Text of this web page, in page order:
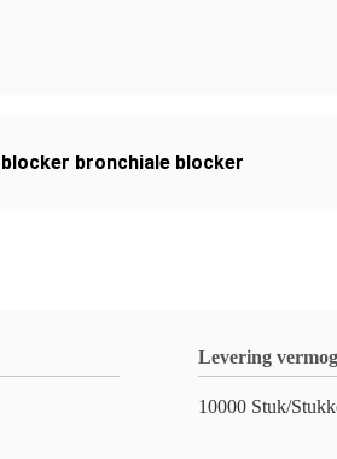
bronchiale blocker
Levering
10000 Stuk/